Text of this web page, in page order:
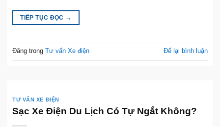
TIẾP TỤC ĐỌC →
Đăng trong Tư vấn Xe điện Để lại bình luận
TƯ VẤN XE ĐIỆN
Sạc Xe Điện Du Lịch Có Tự Ngắt Không?